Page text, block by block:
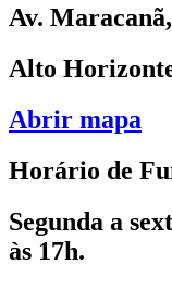
Av.
Alto
Abrir mapa
Horário de
Segunda a
às 17h.